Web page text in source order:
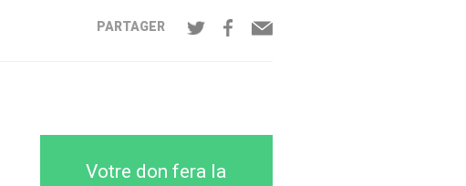
PARTAGER
Votre don fera la